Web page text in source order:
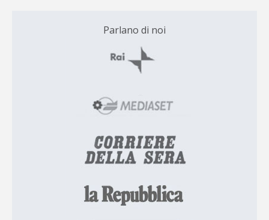
Parlano di noi